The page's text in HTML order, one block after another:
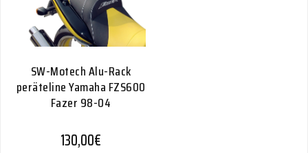
SW-Motech Alu-Rack
peräteline Yamaha FZS600
Fazer 98-04
130,00€